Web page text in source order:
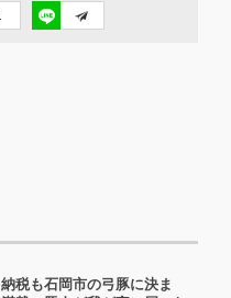
税も石岡市の弓豚に決ま